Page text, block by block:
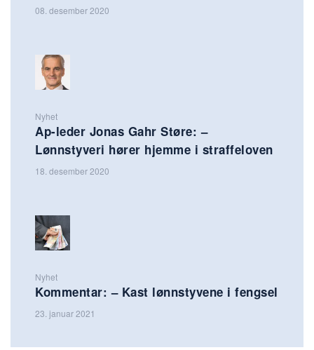
08. desember 2020
Nyhet
Ap-leder Jonas Gahr Støre: –
Lønnstyveri hører hjemme i straffeloven
18. desember 2020
Nyhet
Kommentar: – Kast lønnstyvene i fengsel
23. januar 2021